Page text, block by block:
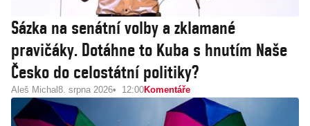
Sázka na senátní volby a zklamané
pravičáky. Dotáhne to Kuba s hnutím Naše
Česko do celostátní politiky?
Aleš Michal 8. srpna 2026 12:00Komentáře